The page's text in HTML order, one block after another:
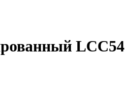
LCC54